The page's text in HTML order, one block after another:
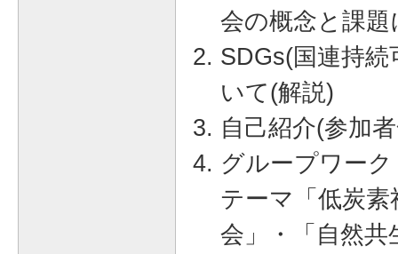
会の概念と課
SDGs(国連持
いて(解説)
自己紹介(参加
グループワーク
テーマ「低炭
会」・「自然共